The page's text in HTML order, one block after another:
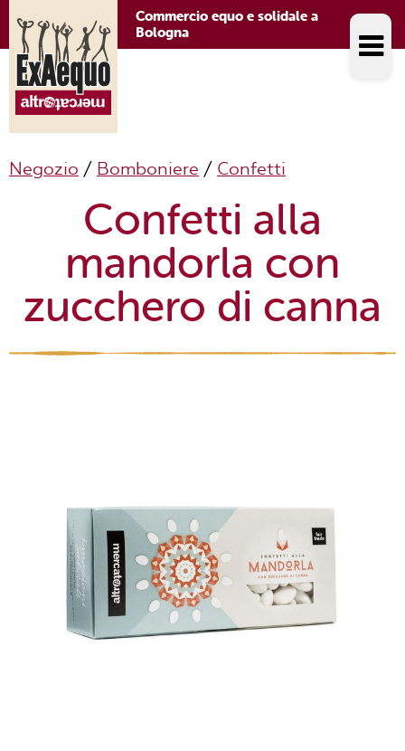
Commercio equo e solidale a
Bologna
Negozio / Bomboniere / Confetti
Confetti alla
mandorla con
zucchero di canna